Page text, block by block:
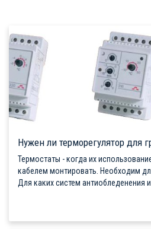
Нужен ли терморегулятор для
Термостаты - когда их
кабелем монтировать. Необходим
Для каких систем антиобледенения и